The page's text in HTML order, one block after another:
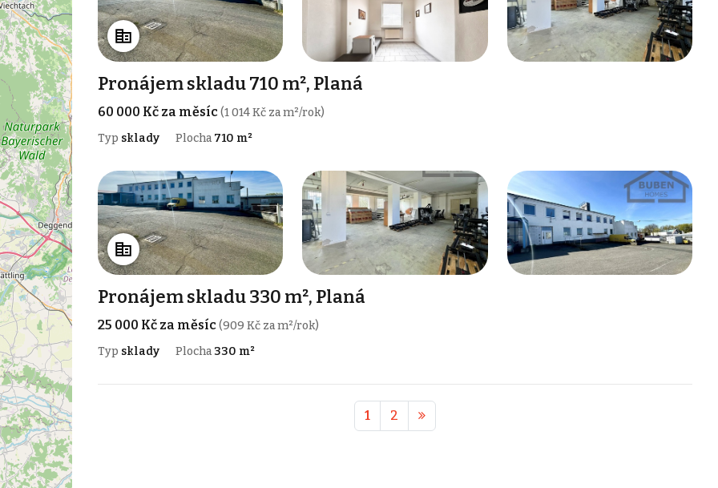
Pronájem skladu 710 m², Planá
60 000 Kč za měsíc(1 014 Kč za m²/rok)
Typ sklady Plocha 710 m²
Pronájem skladu 330 m², Planá
25 000 Kč za měsíc(909 Kč za m²/rok)
Typ sklady Plocha 330 m²
1 2